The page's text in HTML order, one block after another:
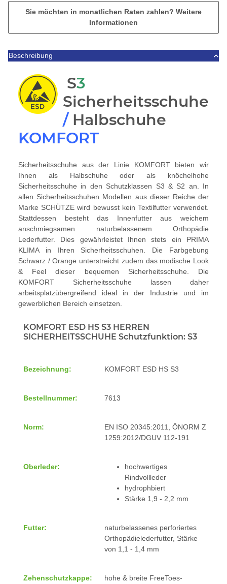
Sie möchten in monatlichen Raten zahlen? Weitere
Informationen
Beschreibung
S3
Sicherheitsschuhe
/Halbschuhe
KOMFORT
Sicherheitsschuhe aus der Linie KOMFORT bieten wir
Ihnen als Halbschuhe oder als knöchelhohe
Sicherheitsschuhe in den Schutzklassen S3 & S2 an. In
allen Sicherheitsschuhen Modellen aus dieser Reiche der
Marke SCHÜTZE wird bewusst kein Textilfutter verwendet.
Stattdessen besteht das Innenfutter aus weichem
anschmiegsamen naturbelassenem Orthopädie
Lederfutter. Dies gewährleistet Ihnen stets ein PRIMA
KLIMA in Ihren Sicherheitsschuhen. Die Farbgebung
Schwarz / Orange unterstreicht zudem das modische Look
& Feel dieser bequemen Sicherheitsschuhe. Die
KOMFORT Sicherheitsschuhe lassen daher
arbeitsplatzübergreifend ideal in der Industrie und im
gewerblichen Bereich einsetzen.
KOMFORT ESD HS S3 HERREN
SICHERHEITSSCHUHE Schutzfunktion: S3
Bezeichnung: KOMFORT ESD HS S3
Bestellnummer: 7613
Norm:
EN ISO 20345:2011, ÖNORM Z
1259:2012/DGUV 112-191
Oberleder:
hochwertiges
Rindvollleder
hydrophbiert
Stärke 1,9 - 2,2 mm
Futter:
naturbelassenes perforiertes
Orthopädielederfutter, Stärke
von 1,1 - 1,4 mm
Zehenschutzkappe:
hohe & breite FreeToes-